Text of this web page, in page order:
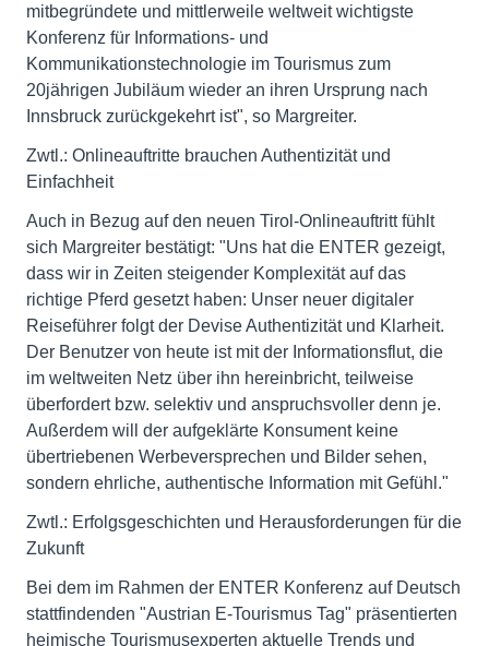
mitbegründete und mittlerweile weltweit wichtigste
Konferenz für Informations- und
Kommunikationstechnologie im Tourismus zum
20jährigen Jubiläum wieder an ihren Ursprung nach
Innsbruck zurückgekehrt ist", so Margreiter.
Zwtl.: Onlineauftritte brauchen Authentizität und
Einfachheit
Auch in Bezug auf den neuen Tirol-Onlineauftritt fühlt
sich Margreiter bestätigt: "Uns hat die ENTER gezeigt,
dass wir in Zeiten steigender Komplexität auf das
richtige Pferd gesetzt haben: Unser neuer digitaler
Reiseführer folgt der Devise Authentizität und Klarheit.
Der Benutzer von heute ist mit der Informationsflut, die
im weltweiten Netz über ihn hereinbricht, teilweise
überfordert bzw. selektiv und anspruchsvoller denn je.
Außerdem will der aufgeklärte Konsument keine
übertriebenen Werbeversprechen und Bilder sehen,
sondern ehrliche, authentische Information mit Gefühl."
Zwtl.: Erfolgsgeschichten und Herausforderungen für die
Zukunft
Bei dem im Rahmen der ENTER Konferenz auf Deutsch
stattfindenden "Austrian E-Tourismus Tag" präsentierten
heimische Tourismusexperten aktuelle Trends und